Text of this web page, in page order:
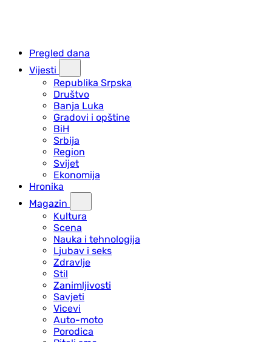
Pregled dana
Vijesti
Republika Srpska
Društvo
Banja Luka
Gradovi i opštine
BiH
Srbija
Region
Svijet
Ekonomija
Hronika
Magazin
Kultura
Scena
Nauka i tehnologija
Ljubav i seks
Zdravlje
Stil
Zanimljivosti
Savjeti
Vicevi
Auto-moto
Porodica